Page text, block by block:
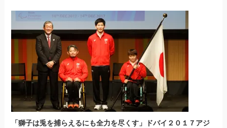
「獅子は兎を捕らえるにも全力を尽くす」ドバイ２０１７アジ